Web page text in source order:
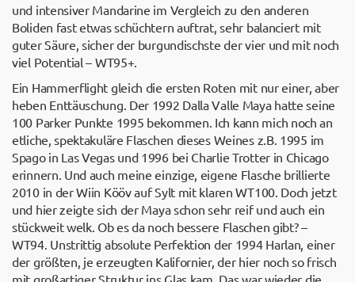
und intensiver Mandarine im Vergleich zu den anderen
Boliden fast etwas schüchtern auftrat, sehr balanciert mit
guter Säure, sicher der burgundischste der vier und mit noch
viel Potential – WT95+.
Ein Hammerflight gleich die ersten Roten mit nur einer, aber
heben Enttäuschung. Der 1992 Dalla Valle Maya hatte seine
100 Parker Punkte 1995 bekommen. Ich kann mich noch an
etliche, spektakuläre Flaschen dieses Weines z.B. 1995 im
Spago in Las Vegas und 1996 bei Charlie Trotter in Chicago
erinnern. Und auch meine einzige, eigene Flasche brillierte
2010 in der Wiin Kööv auf Sylt mit klaren WT100. Doch jetzt
und hier zeigte sich der Maya schon sehr reif und auch ein
stückweit welk. Ob es da noch bessere Flaschen gibt? –
WT94. Unstrittig absolute Perfektion der 1994 Harlan, einer
der größten, je erzeugten Kalifornier, der hier noch so frisch
mit großartiger Struktur ins Glas kam. Das war wieder die